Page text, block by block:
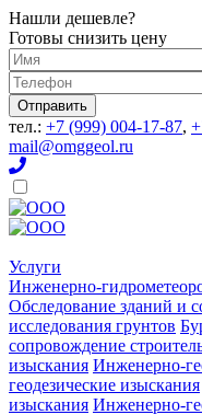
Нашли дешевле?
Готовы снизить цену
Отправить
тел.: +7 (999) 004-17-87,
mail@omggeol.ru
Услуги
Инженерно-
Обследование зданий и
исследования грунтов
сопровождение
изыскания Инженерно-
геодезические изыскания
изыскания Инженерно-